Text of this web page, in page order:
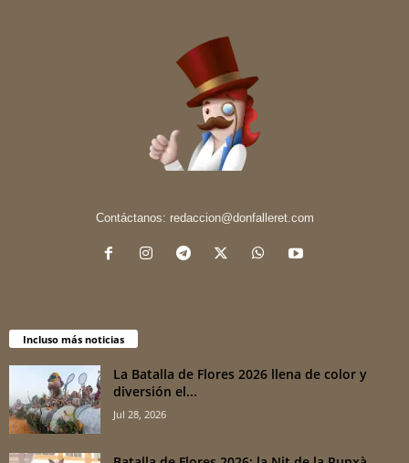
Contáctanos: redaccion@donfalleret.com
Incluso más noticias
La Batalla de Flores 2026 llena de color y
diversión el...
Jul 28, 2026